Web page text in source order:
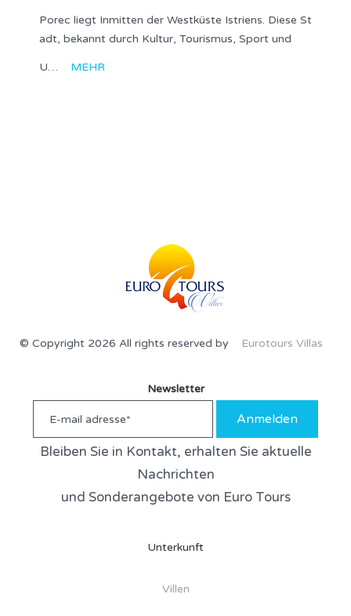
Porec liegt Inmitten der Westküste Istriens. Diese St
adt, bekannt durch Kultur, Tourismus, Sport und
U… MEHR
© Copyright 2026 All rights reserved by Eurotours Villas
Newsletter
Anmelden
Bleiben Sie in Kontakt, erhalten Sie aktuelle
Nachrichten
und Sonderangebote von Euro Tours
Unterkunft
Villen